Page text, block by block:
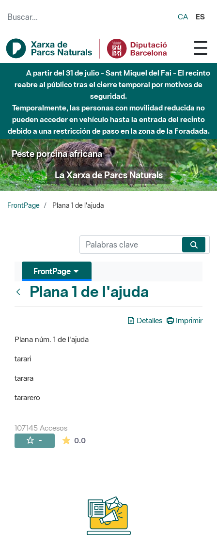
CA ES
A partir del 31 de julio - Sant Miquel del Fai - El recinto
reabre al público tras el cierre temporal por motivos de
seguridad.
Temporalmente, las personas con movilidad reducida no
pueden acceder en vehículo hasta la entrada del recinto
debido a una restricción de paso en la zona de la Foradada.
Peste porcina africana
La Xarxa de Parcs Naturals
FrontPage Plana 1 de l'ajuda
FrontPage
Plana 1 de l'ajuda
Detalles
Imprimir
Plana núm. 1 de l'ajuda
tarari
tarara
tararero
107145 Accesos
- 0.0La valoración media es de 0 estrellas de